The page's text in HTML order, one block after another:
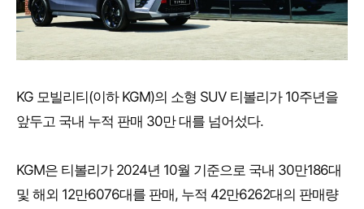
KG 모빌리티(이하 KGM)의 소형 SUV 티볼리가 10주년을
앞두고 국내 누적 판매 30만 대를 넘어섰다.
KGM은 티볼리가 2024년 10월 기준으로 국내 30만186대
및 해외 12만6076대를 판매, 누적 42만6262대의 판매량